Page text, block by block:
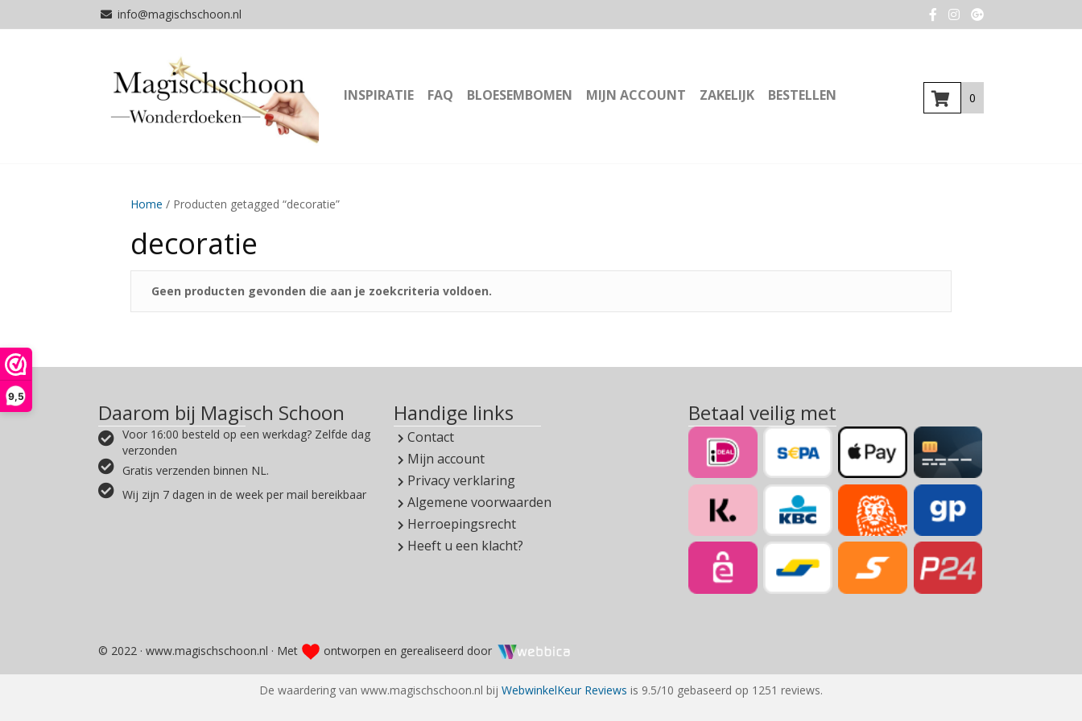
9,5
info@magischschoon.nl
INSPIRATIE FAQ BLOESEMBOMEN MIJN ACCOUNT ZAKELIJK BESTELLEN 0
Home / Producten getagged “decoratie”
decoratie
Geen producten gevonden die aan je zoekcriteria voldoen.
Daarom bij Magisch Schoon
Voor 16:00 besteld op een werkdag? Zelfde dag
verzonden
Gratis verzenden binnen NL.
Wij zijn 7 dagen in de week per mail bereikbaar
Handige links
Contact
Mijn account
Privacy verklaring
Algemene voorwaarden
Herroepingsrecht
Heeft u een klacht?
Betaal veilig met
© 2022 · www.magischschoon.nl · Met ontworpen en gerealiseerd door
De waardering van www.magischschoon.nl bij WebwinkelKeur Reviews is 9.5/10 gebaseerd op 1251 reviews.